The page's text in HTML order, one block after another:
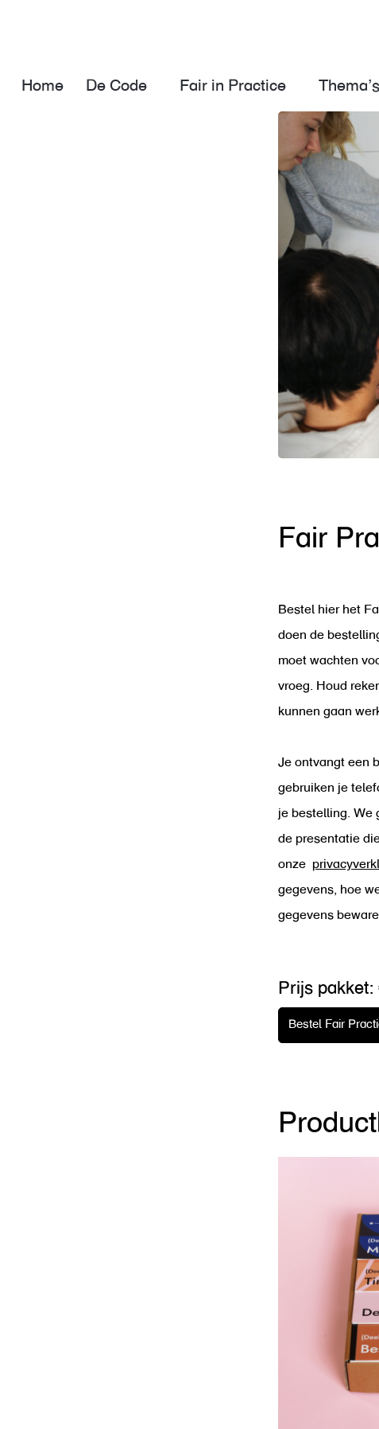
Home De Code Fair in Practice Thema’s
Previous
Fair
Bestel hier het
doen de
moet wachten
vroeg. Houd
kunnen gaan
Je ontvangt een
gebruiken je
je bestelling. We
de presentatie
onze
gegevens, hoe
gegevens
Prijs pakket:
Bestel Fair